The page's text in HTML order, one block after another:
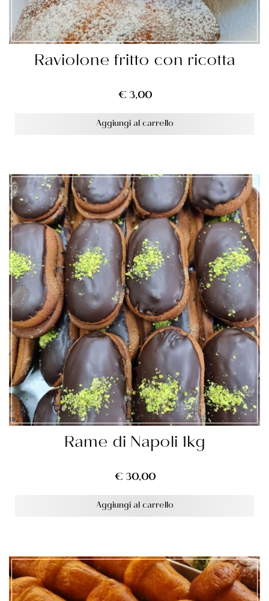
Raviolone fritto con ricotta
Aggiungi al carrello
€3,00
Rame di Napoli 1kg
Aggiungi al carrello
€30,00